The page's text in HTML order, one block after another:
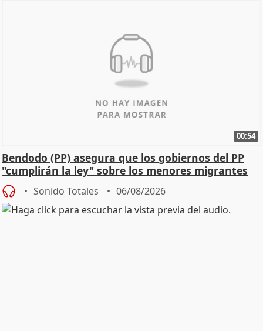
00:54
Bendodo (PP) asegura que los gobiernos del PP
"cumplirán la ley" sobre los menores migrantes
Sonido Totales 06/08/2026